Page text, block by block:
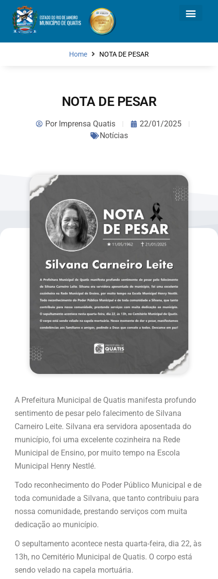
Home NOTA DE PESAR
NOTA DE PESAR
PorImprensa Quatis
22/01/2025
Notícias
A Prefeitura Municipal de Quatis manifesta profundo
sentimento de pesar pelo falecimento de Silvana
Carneiro Leite. Silvana era servidora aposentada do
município, foi uma excelente cozinheira na Rede
Municipal de Ensino, por muito tempo na Escola
Municipal Henry Nestlé.
Todo reconhecimento do Poder Público Municipal e de
toda comunidade a Silvana, que tanto contribuiu para
nossa comunidade, prestando serviços com muita
dedicação ao município.
O sepultamento acontece nesta quarta-feira, dia 22, às
13h, no Cemitério Municipal de Quatis. O corpo está
sendo velado na capela mortuária.